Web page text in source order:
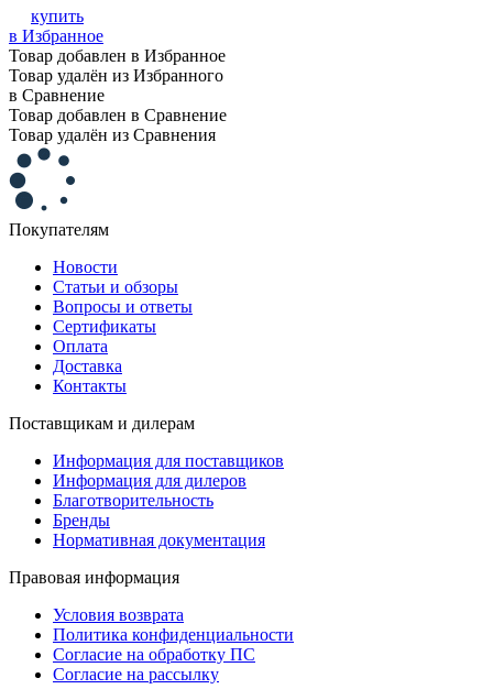
купить
в Избранное
Товар добавлен в Избранное
Товар удалён из Избранного
в Сравнение
Товар добавлен в Сравнение
Товар удалён из Сравнения
Покупателям
Новости
Статьи и обзоры
Вопросы и ответы
Сертификаты
Оплата
Доставка
Контакты
Поставщикам и дилерам
Информация для поставщиков
Информация для дилеров
Благотворительность
Бренды
Нормативная документация
Правовая информация
Условия возврата
Политика конфиденциальности
Согласие на обработку ПС
Согласие на рассылку